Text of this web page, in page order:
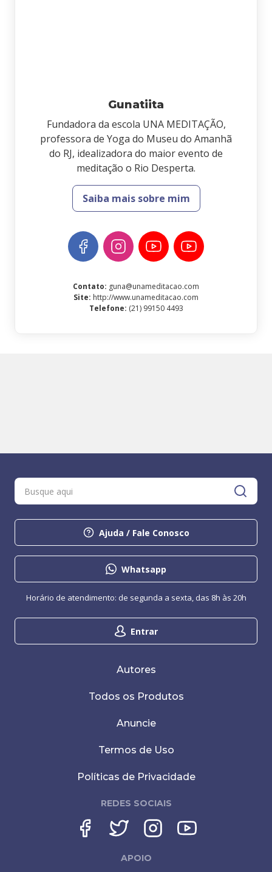
Gunatiita
Fundadora da escola UNA MEDITAÇÃO,
professora de Yoga do Museu do Amanhã
do RJ, idealizadora do maior evento de
meditação o Rio Desperta.
Saiba mais sobre mim
Contato: guna@unameditacao.com
Site: http://www.unameditacao.com
Telefone: (21) 99150 4493
Ajuda / Fale Conosco
Whatsapp
Entrar
Horário de atendimento: de segunda a sexta, das 8h às 20h
Autores
Todos os Produtos
Anuncie
Termos de Uso
Políticas de Privacidade
REDES SOCIAIS
APOIO